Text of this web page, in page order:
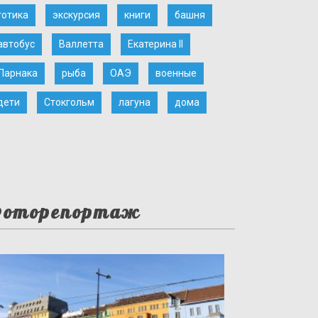
экскурсия книги башня
Валлетта Екатерина II
рыба ОАЭ военные
Стокгольм лагуна дома